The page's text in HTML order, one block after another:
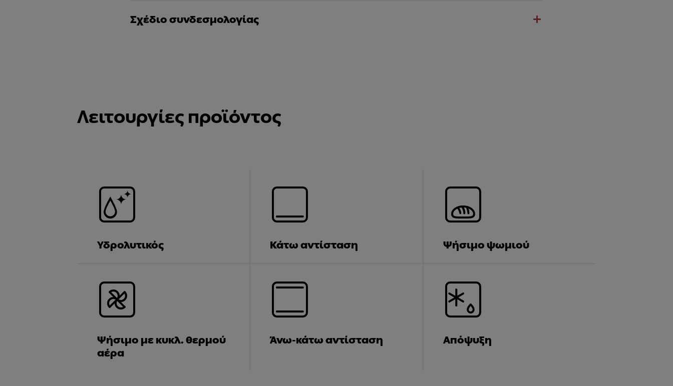
Σχέδιο συνδεσμολογίας
Λειτουργίες προϊόντος
Υδρολυτικός Κάτω αντίσταση Ψήσιμο ψωμιού
Ψήσιμο με κυκλ. θερμού
αέρα
Άνω-κάτω αντίσταση Απόψυξη